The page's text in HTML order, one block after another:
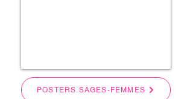
POSTERS SAGES-FEMMES